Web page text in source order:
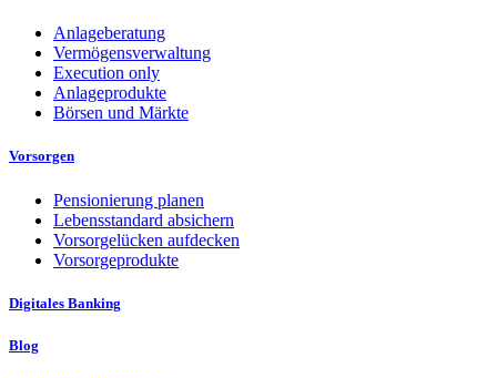
Anlageberatung
Vermögensverwaltung
Execution only
Anlageprodukte
Börsen und Märkte
Vorsorgen
Pensionierung planen
Lebensstandard absichern
Vorsorgelücken aufdecken
Vorsorgeprodukte
Digitales Banking
Blog